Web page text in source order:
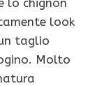
look
taglio
Molto